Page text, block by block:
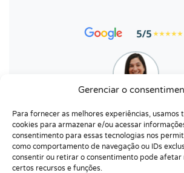
Gerenciar o
Para fornecer as melhores experiências, usamos
cookies para armazenar e/ou acessar
consentimento para essas tecnologias nos
como comportamento de navegação ou IDs
consentir ou retirar o consentimento pode
certos recursos e funções.
Ver depoimentos
Thais Barbi
Número de Registro: